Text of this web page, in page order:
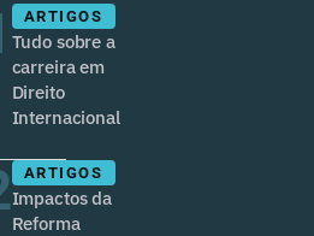
ARTIGOS
Tudo sobre a
carreira em
Direito
Internacional
ARTIGOS
Impactos da
Reforma